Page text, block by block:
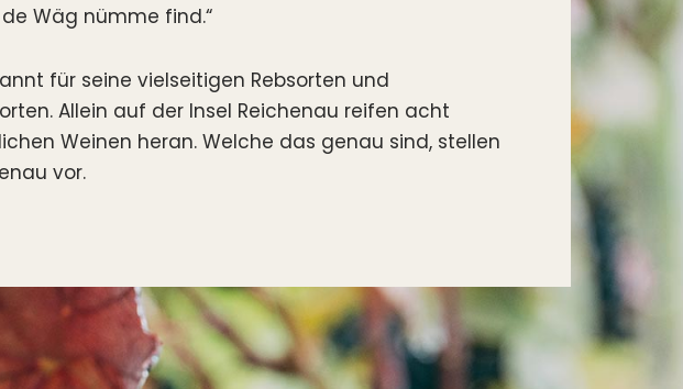
Wäg nümme find.“
für seine vielseitigen Rebsorten und
Allein auf der Insel Reichenau reifen acht
Weinen heran. Welche das genau sind, stellen
vor.